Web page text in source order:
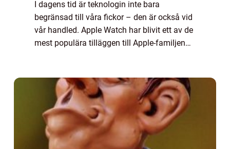
I dagens tid är teknologin inte bara
begränsad till våra fickor – den är också vid
vår handled. Apple Watch har blivit ett av de
mest populära tilläggen till Apple-familjen